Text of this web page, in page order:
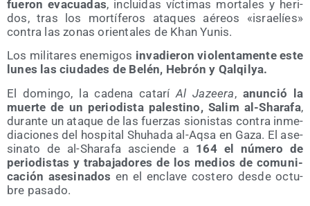
fue­ron eva­cua­das, inclui­das víc­ti­mas mor­ta­les y heri­
dos, tras los mor­tí­fe­ros ata­ques aéreos «israe­líes»
con­tra las zonas orien­ta­les de Khan Yunis.
Los mili­ta­res enemi­gos inva­die­ron vio­len­ta­men­te este
lunes las ciu­da­des de Belén, Hebrón y Qalqilya.
El domin­go, la cade­na cata­ríAl Jazee­ra, anun­ció la
muer­te de un perio­dis­ta pales­tino, Salim al-Sha­ra­fa,
duran­te un ata­que de las fuer­zas sio­nis­tas con­tra inme­
dia­cio­nes del hos­pi­tal Shuha­da al-Aqsa en Gaza. El ase­
si­na­to de al-Sha­ra­fa ascien­de a 164 el núme­ro de
perio­dis­tas y tra­ba­ja­do­res de los medios de comu­ni­
ca­ción ase­si­na­dos en el encla­ve cos­te­ro des­de octu­
bre pasado.